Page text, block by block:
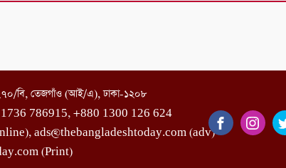
২৭০/বি, তেজগাঁও (আই/এ), ঢাকা-১২০৮
786915, +880 1300 126 624
ads@thebangladeshtoday.com (adv)
(Print)